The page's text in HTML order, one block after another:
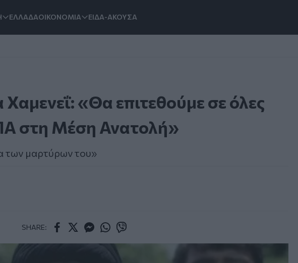
ΕΛΛΑΔΑΟΙΚΟΝΟΜΙΑ ΕΙΔΑ-ΑΚΟΥΣΑ
«Θα επιτεθούμε σε όλες
στη Μέση Ανατολή»
των μαρτύρων του»
SHARE: